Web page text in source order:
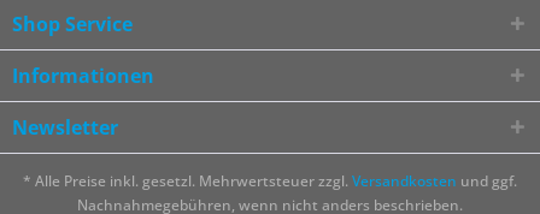
Shop Service
Informationen
Newsletter
* Alle Preise inkl. gesetzl. Mehrwertsteuer zzgl. Versandkosten und ggf.
Nachnahmegebühren, wenn nicht anders beschrieben.